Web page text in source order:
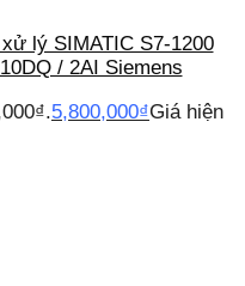
lý SIMATIC S7-1200
/ 2AI Siemens
5,800,000₫Giá hiện